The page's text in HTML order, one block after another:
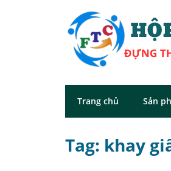
Trang chủ Sản
Tag: khay